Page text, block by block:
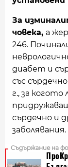
За
човека, а
246.
диабет и
със
г., за когото
сърдечно и
заболявания.